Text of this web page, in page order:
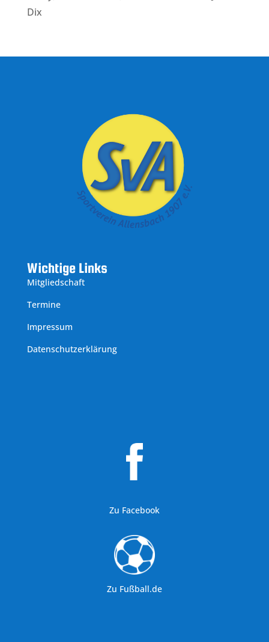
Dix
Wichtige Links
Mitgliedschaft
Termine
Impressum
Datenschutzerklärung
Zu Facebook
Zu Fußball.de